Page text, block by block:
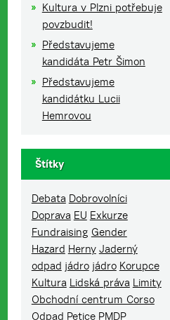
Kultura v Plzni potřebuje
povzbudit!
Představujeme
kandidáta Petr Šimon
Představujeme
kandidátku Lucii
Hemrovou
Štítky
Debata Dobrovolníci
Doprava EU Exkurze
Fundraising Gender
Hazard Herny Jaderný
odpad jádro jádro Korupce
Kultura Lidská práva Limity
Obchodní centrum Corso
Odpad Petice PMDP